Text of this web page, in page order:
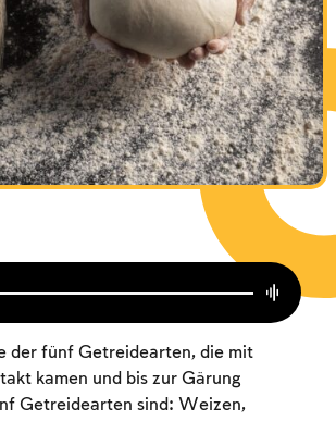
der fünf Getreidearten, die mit
kamen und bis zur Gärung
Getreidearten sind: Weizen,